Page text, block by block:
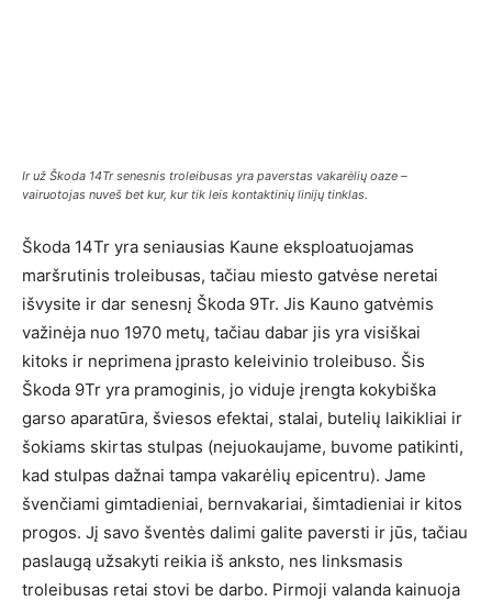
Ir už Škoda 14Tr senesnis troleibusas yra paverstas vakarėlių oaze –
vairuotojas nuveš bet kur, kur tik leis kontaktinių linijų tinklas.
Škoda 14Tr yra seniausias Kaune eksploatuojamas
maršrutinis troleibusas, tačiau miesto gatvėse neretai
išvysite ir dar senesnį Škoda 9Tr. Jis Kauno gatvėmis
važinėja nuo 1970 metų, tačiau dabar jis yra visiškai
kitoks ir neprimena įprasto keleivinio troleibuso. Šis
Škoda 9Tr yra pramoginis, jo viduje įrengta kokybiška
garso aparatūra, šviesos efektai, stalai, butelių laikikliai ir
šokiams skirtas stulpas (nejuokaujame, buvome patikinti,
kad stulpas dažnai tampa vakarėlių epicentru). Jame
švenčiami gimtadieniai, bernvakariai, šimtadieniai ir kitos
progos. Jį savo šventės dalimi galite paversti ir jūs, tačiau
paslaugą užsakyti reikia iš anksto, nes linksmasis
troleibusas retai stovi be darbo. Pirmoji valanda kainuoja